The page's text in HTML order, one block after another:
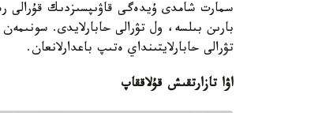
سمارت شامدى ۇيدەگى قاۋىپسىزدىك قۇرالى
بارىن بىلسە، ول تۋرالى حابارلايدى. سونىمەن
تۋرالى حابارلايتىنداي ەتىپ باعدارلانعان.
اۋا تازارتقىش قۇلاققاپ